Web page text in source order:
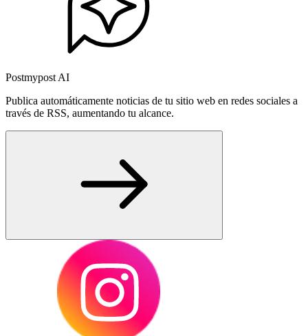
Postmypost AI
Publica automáticamente noticias de tu sitio web en redes sociales a
través de RSS, aumentando tu alcance.